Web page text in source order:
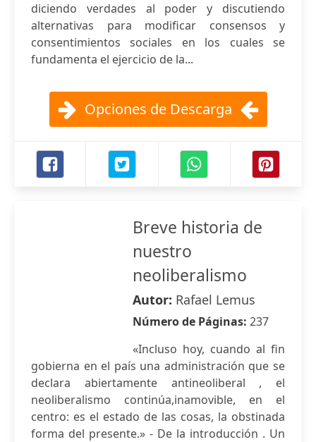
diciendo verdades al poder y discutiendo
alternativas para modificar consensos y
consentimientos sociales en los cuales se
fundamenta el ejercicio de la...
Opciones de Descarga
Breve historia de
nuestro
neoliberalismo
Autor: Rafael Lemus
Número de Páginas: 237
«Incluso hoy, cuando al fin
gobierna en el país una administración que se
declara abiertamente antineoliberal , el
neoliberalismo continúa,inamovible, en el
centro: es el estado de las cosas, la obstinada
forma del presente.» - De la introducción . Un